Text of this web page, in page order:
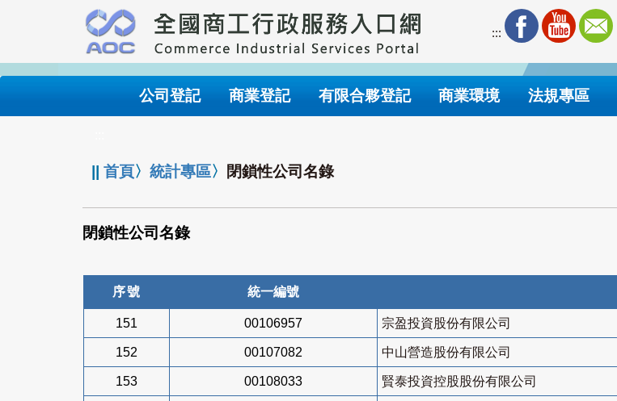
要
內
:::
公司登記 商業登記 有限合夥登記 商業環境 法規專區
||首頁〉統計專區〉 閉鎖性公司名錄
閉鎖性公司名錄
序號 統一編號
151 00106957 宗盈投資股份有限公司
152 00107082 中山營造股份有限公司
153 00108033 賢泰投資控股股份有限公司